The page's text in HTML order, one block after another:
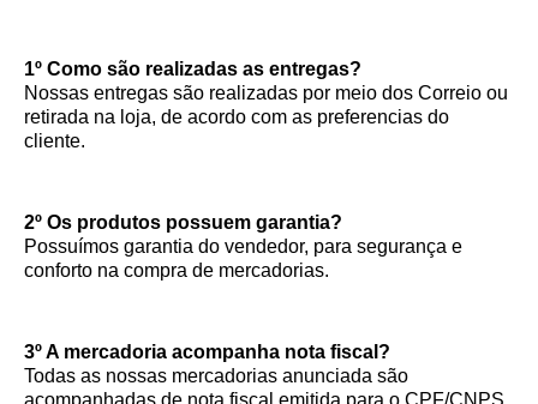
1º Como são realizadas as entregas?
Nossas entregas são realizadas por meio dos Correio ou
retirada na loja, de acordo com as preferencias do
cliente.
2º Os produtos possuem garantia?
Possuímos garantia do vendedor, para segurança e
conforto na compra de mercadorias.
3º A mercadoria acompanha nota fiscal?
Todas as nossas mercadorias anunciada são